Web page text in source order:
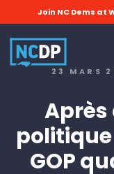
Join NC Dems at
23 MARS
Après
GOP